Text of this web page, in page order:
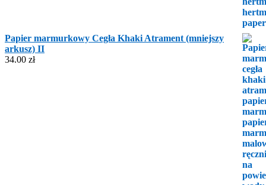
Papier marmurkowy Cegła Khaki Atrament (mniejszy
arkusz) II
34.00 zł